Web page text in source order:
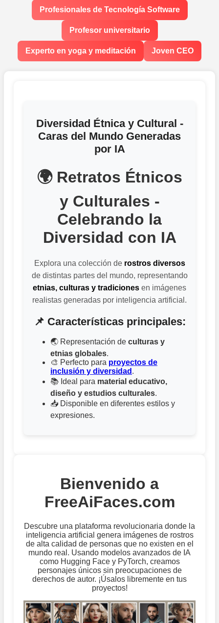
Profesionales de Tecnología Software
Profesor universitario
Experto en yoga y meditación Joven CEO
Diversidad Étnica y Cultural -
Caras del Mundo Generadas
por IA
🌍 Retratos Étnicos
y Culturales -
Celebrando la
Diversidad con IA
Explora una colección de rostros diversos
de distintas partes del mundo, representando
etnias, culturas y tradiciones en imágenes
realistas generadas por inteligencia artificial.
📌 Características principales:
🌏 Representación de culturas y
etnias globales.
🎨 Perfecto para proyectos de
inclusión y diversidad .
📚 Ideal para material educativo,
diseño y estudios culturales.
📥 Disponible en diferentes estilos y
expresiones.
Bienvenido a
FreeAiFaces.com
Descubre una plataforma revolucionaria donde la
inteligencia artificial genera imágenes de rostros
de alta calidad de personas que no existen en el
mundo real. Usando modelos avanzados de IA
como Hugging Face y PyTorch, creamos
personajes únicos sin preocupaciones de
derechos de autor. ¡Úsalos libremente en tus
proyectos!